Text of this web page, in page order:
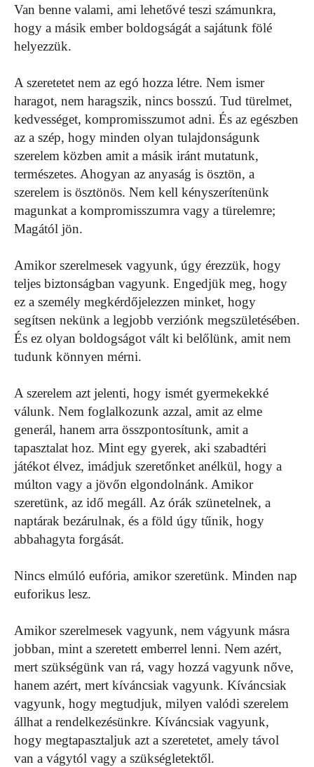
Van benne valami, ami lehetővé teszi számunkra,
hogy a másik ember boldogságát a sajátunk fölé
helyezzük.
A szeretetet nem az egó hozza létre. Nem ismer
haragot, nem haragszik, nincs bosszú. Tud türelmet,
kedvességet, kompromisszumot adni. És az egészben
az a szép, hogy minden olyan tulajdonságunk
szerelem közben amit a másik iránt mutatunk,
természetes. Ahogyan az anyaság is ösztön, a
szerelem is ösztönös. Nem kell kényszerítenünk
magunkat a kompromisszumra vagy a türelemre;
Magától jön.
Amikor szerelmesek vagyunk, úgy érezzük, hogy
teljes biztonságban vagyunk. Engedjük meg, hogy
ez a személy megkérdőjelezzen minket, hogy
segítsen nekünk a legjobb verziónk megszületésében.
És ez olyan boldogságot vált ki belőlünk, amit nem
tudunk könnyen mérni.
A szerelem azt jelenti, hogy ismét gyermekekké
válunk. Nem foglalkozunk azzal, amit az elme
generál, hanem arra összpontosítunk, amit a
tapasztalat hoz. Mint egy gyerek, aki szabadtéri
játékot élvez, imádjuk szeretőnket anélkül, hogy a
múlton vagy a jövőn elgondolnánk. Amikor
szeretünk, az idő megáll. Az órák szünetelnek, a
naptárak bezárulnak, és a föld úgy tűnik, hogy
abbahagyta forgását.
Nincs elmúló eufória, amikor szeretünk. Minden nap
euforikus lesz.
Amikor szerelmesek vagyunk, nem vágyunk másra
jobban, mint a szeretett emberrel lenni. Nem azért,
mert szükségünk van rá, vagy hozzá vagyunk nőve,
hanem azért, mert kíváncsiak vagyunk. Kíváncsiak
vagyunk, hogy megtudjuk, milyen valódi szerelem
állhat a rendelkezésünkre. Kíváncsiak vagyunk,
hogy megtapasztaljuk azt a szeretetet, amely távol
van a vágytól vagy a szükségletektől.